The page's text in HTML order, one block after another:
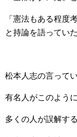
「憲法もある程度
と持論を語っていた
松本人志の言って
有名人がこのよう
多くの人が誤解する